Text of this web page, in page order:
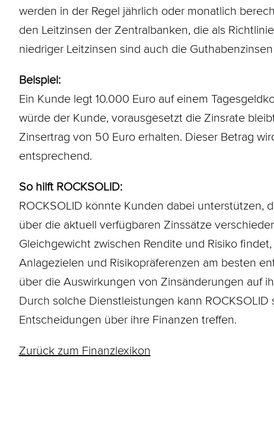
werden in der Regel jährlich oder monatlich
den Leitzinsen der Zentralbanken, die als
niedriger Leitzinsen sind auch die
Beispiel:
Ein Kunde legt 10.000 Euro auf einem
würde der Kunde, vorausgesetzt die Zinsrate
Zinsertrag von 50 Euro erhalten. Dieser Betrag
entsprechend.
So hilft ROCKSOLID:
ROCKSOLID könnte Kunden dabei unterstützen,
über die aktuell verfügbaren Zinssätze
Gleichgewicht zwischen Rendite und Risiko
Anlagezielen und Risikopräferenzen am besten
über die Auswirkungen von Zinsänderungen auf
Durch solche Dienstleistungen kann
Entscheidungen über ihre Finanzen treffen.
Zurück zum Finanzlexikon